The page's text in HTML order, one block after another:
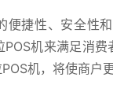
便捷性、安全性
机来满足消
机，将使商户